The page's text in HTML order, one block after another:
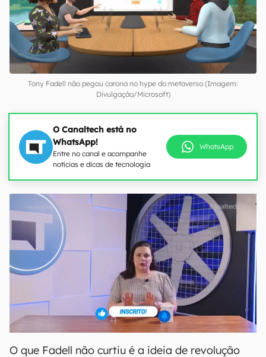
Tony Fadell não pegou carona no hype do metaverso (Imagem:
Divulgação/Microsoft)
O Canaltech está no
WhatsApp!
Entre no canal e acompanhe
notícias e dicas de tecnologia
WhatsApp
O que Fadell não curtiu é a ideia de revolução